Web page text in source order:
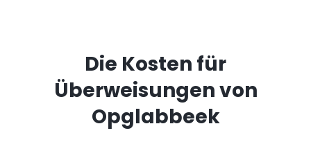
Die Kosten für
Überweisungen von
Opglabbeek